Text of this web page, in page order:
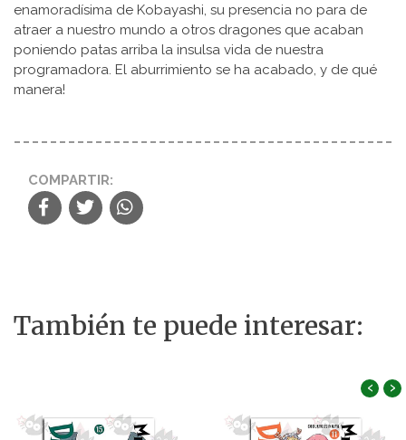
enamoradísima de Kobayashi, su presencia no para de
atraer a nuestro mundo a otros dragones que acaban
poniendo patas arriba la insulsa vida de nuestra
programadora. El aburrimiento se ha acabado, y de qué
manera!
COMPARTIR:
También te puede interesar:
‹ ›